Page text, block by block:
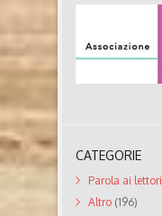
CATEGORIE
Parola ai lettori
Altro (196)